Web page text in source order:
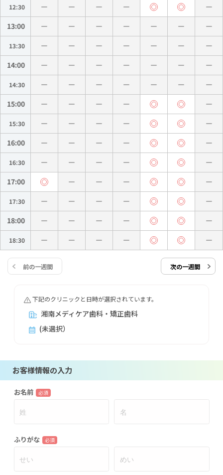
12:30
13:00
13:30
14:00
14:30
15:00
15:30
16:00
16:30
17:00
17:30
18:00
18:30
前の一週間 次の一週間
下記のクリニックと日時が選択されています。
湘南メディケア歯科・矯正歯科
(未選択）
お客様情報の入力
お名前 必須
ふりがな 必須